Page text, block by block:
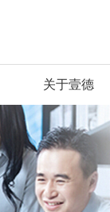
关于壹德